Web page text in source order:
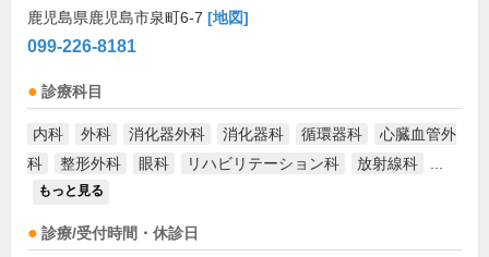
鹿児島県鹿児島市泉町6-7 [地図]
099-226-8181
診療科目
内科 外科 消化器外科 消化器科 循環器科
心臓血管外
科
整形外科 眼科 リハビリテーション科 放射線科
もっと見る
診療/受付時間・休診日